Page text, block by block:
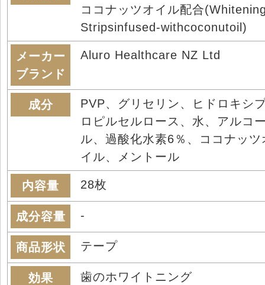
ココナッツオイル配合
Stripsinfused-withcoconutoil)
メーカー
ブランド
Aluro Healthcare NZ Ltd
成分
PVP、グリセリン、ヒドロキシ
ロピルセルロース、水、アルコ
ル、過酸化水素6％、ココナッツ
イル、メントール
内容量 28枚
成分容量 -
商品形状 テープ
効果
歯のホワイトニング